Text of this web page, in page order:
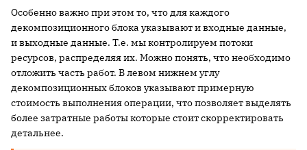
Особенно важно при этом то, что для каждого
декомпозиционного блока указывают и входные данные,
и выходные данные. Т.е. мы контролируем потоки
ресурсов, распределяя их. Можно понять, что необходимо
отложить часть работ. В левом нижнем углу
декомпозиционных блоков указывают примерную
стоимость выполнения операции, что позволяет выделять
более затратные работы которые стоит скорректировать
детальнее.